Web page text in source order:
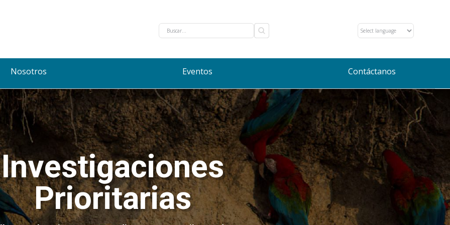
Nosotros Eventos Contáctanos
Investigaciones
Prioritarias